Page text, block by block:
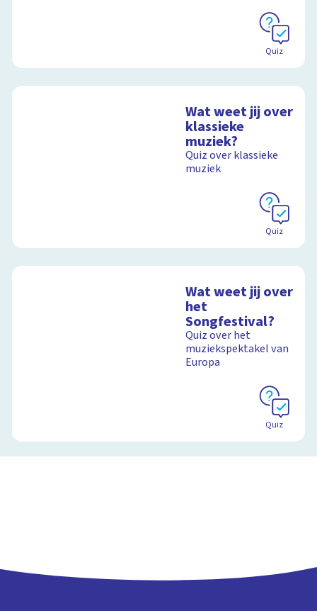
Schoolplaat
Quiz
Wat weet jij over
klassieke
muziek?
Quiz over klassieke
muziek
Quiz
Wat weet jij over
het
Songfestival?
Quiz over het
muziekspektakel van
Europa
Quiz